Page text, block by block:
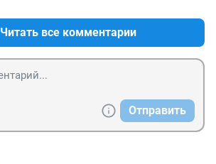
Читать все комментарии
Отправить